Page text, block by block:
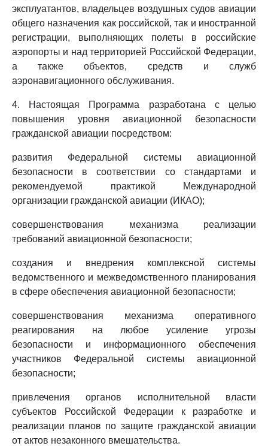
эксплуатантов, владельцев воздушных судов авиации
общего назначения как российской, так и иностранной
регистрации, выполняющих полеты в российские
аэропорты и над территорией Российской Федерации,
а также объектов, средств и служб
аэронавигационного обслуживания.
4. Настоящая Программа разработана с целью
повышения уровня авиационной безопасности
гражданской авиации посредством:
развития Федеральной системы авиационной
безопасности в соответствии со стандартами и
рекомендуемой практикой Международной
организации гражданской авиации (ИКАО);
совершенствования механизма реализации
требований авиационной безопасности;
создания и внедрения комплексной системы
ведомственного и межведомственного планирования
в сфере обеспечения авиационной безопасности;
совершенствования механизма оперативного
реагирования на любое усиление угрозы
безопасности и информационного обеспечения
участников Федеральной системы авиационной
безопасности;
привлечения органов исполнительной власти
субъектов Российской Федерации к разработке и
реализации планов по защите гражданской авиации
от актов незаконного вмешательства.